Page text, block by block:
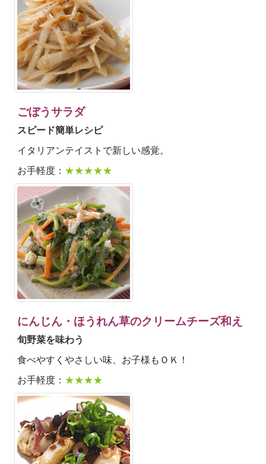
ごぼうサラダ
スピード簡単レシピ
イタリアンテイストで新しい感覚。
お手軽度： ★★★★★
にんじん・ほうれん草のクリームチーズ和え
旬野菜を味わう
食べやすくやさしい味、お子様もＯＫ！
お手軽度： ★★★★